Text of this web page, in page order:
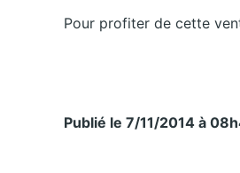
Pour profiter de cette
Publié le 7/11/2014 à